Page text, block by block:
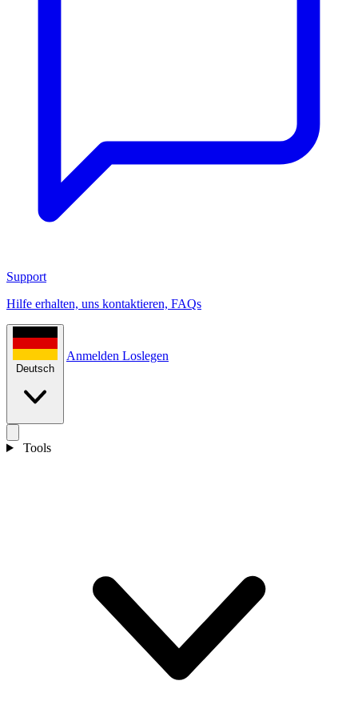
Support
Hilfe erhalten, uns kontaktieren, FAQs
Deutsch
Anmelden Loslegen
Tools